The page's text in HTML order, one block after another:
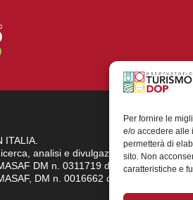
Per fornire le
e/o accedere alle
permetterà di
sito. Non
caratteristiche e
ITALIA.
analisi e divulgazione del turismo
DM n. 0311719 del 15/06/2023
DM n. 0016662 del 15/01/2025